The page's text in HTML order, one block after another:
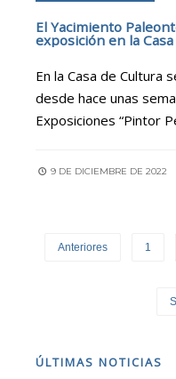
El Yacimiento
exposición en la
En la Casa de Cultura
desde hace unas
Exposiciones “Pintor
9 DE DICIEMBRE DE 2022
Anteriores 1
ÚLTIMAS NOTICIAS